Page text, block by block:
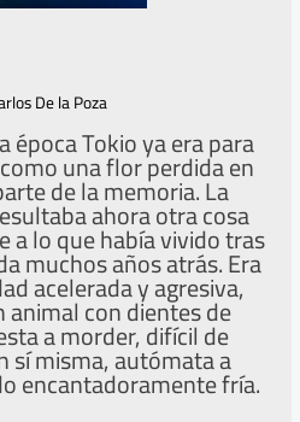
De la Poza
época Tokio ya era para
una flor perdida en
de la memoria. La
ahora otra cosa
a lo que había vivido tras
muchos años atrás. Era
acelerada y agresiva,
con dientes de
a morder, difícil de
sí misma, autómata a
encantadoramente fría.